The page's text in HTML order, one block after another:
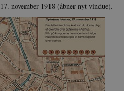
november 1918 (åbner nyt vindue).
Spotify Inc.
.spotify.com
Spotify Inc.
.spotify.com